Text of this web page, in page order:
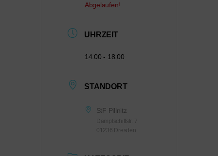
Abgelaufen!
UHRZEIT
14:00 - 18:00
STANDORT
StF Pillnitz
Dampfschiffstr. 7
01236 Dresden